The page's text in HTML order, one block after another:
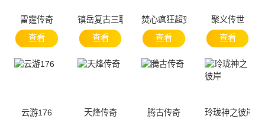
雷霆传奇
查看
镇岳复古三职业
查看
焚心疯狂超变
查看
聚义传世
查看
云游176
天烽传奇
腾古传奇
玲珑神之彼岸